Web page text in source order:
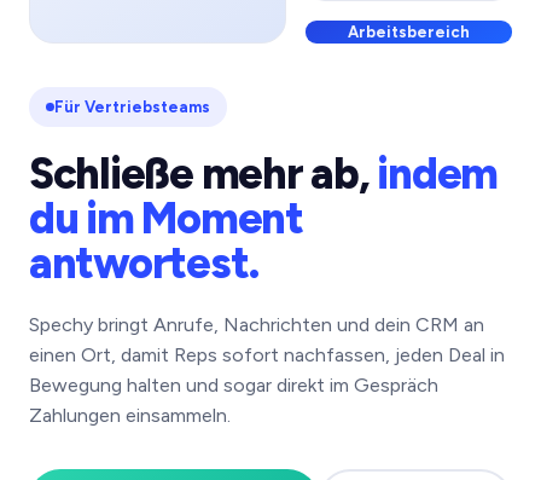
Für Vertriebsteams
Schließe mehr ab,indem
du im Moment
antwortest.
Spechy bringt Anrufe, Nachrichten und dein CRM an
einen Ort, damit Reps sofort nachfassen, jeden Deal in
Bewegung halten und sogar direkt im Gespräch
Zahlungen einsammeln.
Arbeitsbereich